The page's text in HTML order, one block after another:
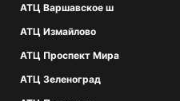
АТЦ Варшавское ш
АТЦ Измайлово
АТЦ Проспект Мира
АТЦ Зеленоград